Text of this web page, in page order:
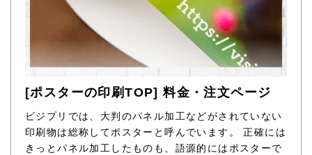
[ポスターの印刷TOP] 料金・注文ページ
ビジプリでは、大判のパネル加工などがされていない
印刷物は総称してポスターと呼んでいます。 正確には
きっとパネル加工したものも、語源的にはポスターで